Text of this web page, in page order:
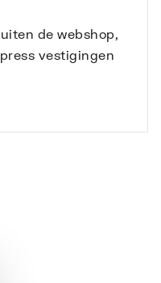
de webshop,
vestigingen